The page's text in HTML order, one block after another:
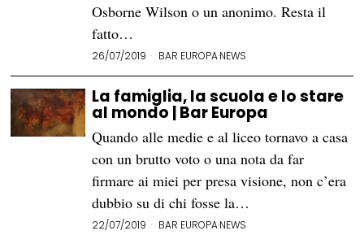
Osborne Wilson o un anonimo. Resta il
fatto…
26/07/2019 BAR EUROPA·NEWS
La famiglia, la scuola e lo stare
al mondo | Bar Europa
Quando alle medie e al liceo tornavo a casa
con un brutto voto o una nota da far
firmare ai miei per presa visione, non c’era
dubbio su di chi fosse la…
22/07/2019 BAR EUROPA·NEWS